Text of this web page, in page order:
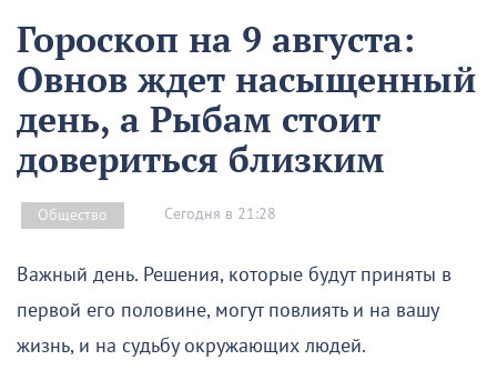
Гороскоп на 9 августа:
Овнов ждет насыщенный
день, а Рыбам стоит
довериться близким
Общество Сегодня в 21:28
Важный день. Решения, которые будут приняты в
первой его половине, могут повлиять и на вашу
жизнь, и на судьбу окружающих людей.